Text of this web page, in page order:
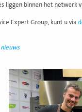
liggen binnen het netwerk
Expert Group, kunt u via
Lees
meer